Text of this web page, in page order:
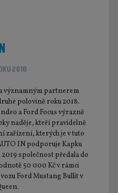
2018
významným partnerem
polovině roku 2018.
a Ford Focus výrazně
naděje, kteří pravidelně
zařízení, kterých je v tuto
IN podporuje Kapku
společnost předala do
50 000 Kč v rámci
Ford Mustang Bullit v